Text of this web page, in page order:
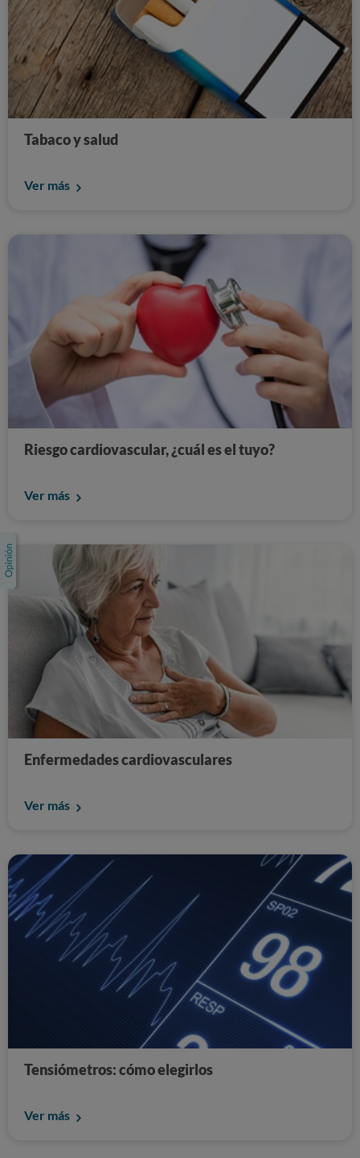
Tabaco y salud
Ver más
Riesgo cardiovascular, ¿cuál es el tuyo?
Ver más
Enfermedades cardiovasculares
Ver más
Tensiómetros: cómo elegirlos
Ver más